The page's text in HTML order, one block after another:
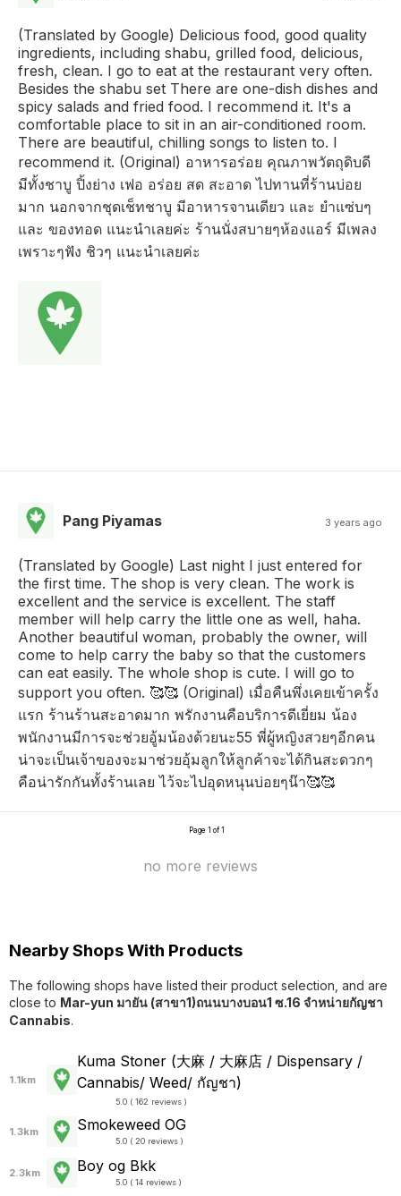
(Translated by Google) Delicious food, good quality
ingredients, including shabu, grilled food, delicious,
fresh, clean. I go to eat at the restaurant very often.
Besides the shabu set There are one-dish dishes and
spicy salads and fried food. I recommend it. It's a
comfortable place to sit in an air-conditioned room.
There are beautiful, chilling songs to listen to. I
recommend it. (Original) อาหารอร่อย คุณภาพวัตถุดิบดี
มีทั้งชาบู ปิ้งย่าง เฟอ อร่อย สด สะอาด ไปทานที่ร้านบ่อย
มาก นอกจากชุดเช็ทชาบู มีอาหารจานเดียว และ ยำแซ่บๆ
และ ของทอด แนะนำเลยค่ะ ร้านนั่งสบายๆห้องแอร์ มีเพลง
เพราะๆฟัง ชิวๆ แนะนำเลยค่ะ
Pang Piyamas 3 years ago
(Translated by Google) Last night I just entered for
the first time. The shop is very clean. The work is
excellent and the service is excellent. The staff
member will help carry the little one as well, haha.
Another beautiful woman, probably the owner, will
come to help carry the baby so that the customers
can eat easily. The whole shop is cute. I will go to
support you often. 🥰🥰 (Original) เมื่อคืนพึ่งเคยเข้าครั้ง
แรก ร้านร้านสะอาดมาก พรักงานคือบริการดีเยี่ยม น้อง
พนักงานมีการจะช่วยอู้มน้องด้วยนะ55 พี่ผู้หญิงสวยๆอีกคน
น่าจะเป็นเจ้าของจะมาช่วยอุ้มลูกให้ลูกค้าจะได้กินสะดวกๆ
คือน่ารักกันทั้งร้านเลย ไว้จะไปอุดหนุนบ่อยๆน๊า🥰🥰
Page 1 of 1
no more reviews
Nearby Shops With Products
The following shops have listed their product selection, and are
close to Mar-yun มายัน (สาขา1)ถนนบางบอน1 ซ.16 จำหน่ายกัญชา
Cannabis.
1.1km
Kuma Stoner (大麻 / 大麻店 / Dispensary /
Cannabis/ Weed/ กัญชา)
5.0 ( 162 reviews )
1.3km Smokeweed OG
5.0 ( 20 reviews )
2.3km Boy og Bkk
5.0 ( 14 reviews )